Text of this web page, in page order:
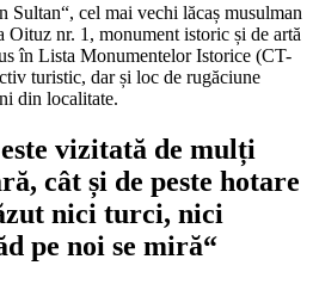
Sultan“, cel mai vechi lăcaș musulman
Oituz nr. 1, monument istoric și de artă
în Lista Monumentelor Istorice (CT-
turistic, dar și loc de rugăciune
din localitate.
vizitată de mulți
cât și de peste hotare
nici turci, nici
pe noi se miră“